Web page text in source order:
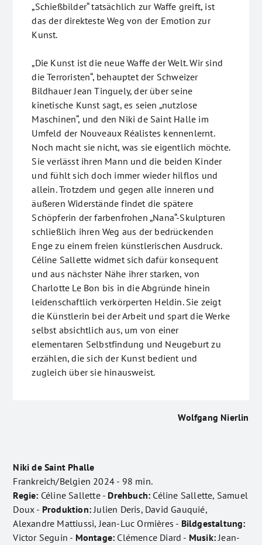
„Schießbilder“ tatsächlich zur Waffe greift, ist
das der direkteste Weg von der Emotion zur
Kunst.
„Die Kunst ist die neue Waffe der Welt. Wir sind
die Terroristen“, behauptet der Schweizer
Bildhauer Jean Tinguely, der über seine
kinetische Kunst sagt, es seien „nutzlose
Maschinen“, und den Niki de Saint Halle im
Umfeld der Nouveaux Réalistes kennenlernt.
Noch macht sie nicht, was sie eigentlich möchte.
Sie verlässt ihren Mann und die beiden Kinder
und fühlt sich doch immer wieder hilflos und
allein. Trotzdem und gegen alle inneren und
äußeren Widerstände findet die spätere
Schöpferin der farbenfrohen „Nana“-Skulpturen
schließlich ihren Weg aus der bedrückenden
Enge zu einem freien künstlerischen Ausdruck.
Céline Sallette widmet sich dafür konsequent
und aus nächster Nähe ihrer starken, von
Charlotte Le Bon bis in die Abgründe hinein
leidenschaftlich verkörperten Heldin. Sie zeigt
die Künstlerin bei der Arbeit und spart die Werke
selbst absichtlich aus, um von einer
elementaren Selbstfindung und Neugeburt zu
erzählen, die sich der Kunst bedient und
zugleich über sie hinausweist.
Wolfgang Nierlin
Niki de Saint Phalle
Frankreich/Belgien 2024 - 98 min.
Regie: Céline Sallette - Drehbuch: Céline Sallette, Samuel
Doux - Produktion:Julien Deris, David Gauquié,
Alexandre Mattiussi, Jean-Luc Ormières - Bildgestaltung:
Victor Seguin - Montage: Clémence Diard - Musik:Jean-